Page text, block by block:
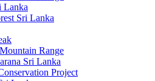
Lanka
Sri Lanka
Range
Sri Lanka
Project